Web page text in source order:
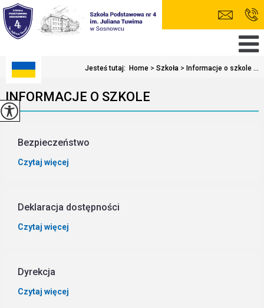
Jesteś tutaj: Home > Szkoła > Informacje o szkole ...
INFORMACJE O SZKOLE
Bezpieczeństwo
Czytaj więcej
Deklaracja dostępności
Czytaj więcej
Dyrekcja
Czytaj więcej